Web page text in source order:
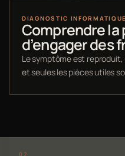
DIAGNOSTIC
Comprendre la
d’engager des
Le symptôme est
et seules les pièces utiles